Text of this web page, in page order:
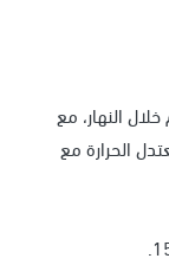
النهار، مع
الحرارة مع